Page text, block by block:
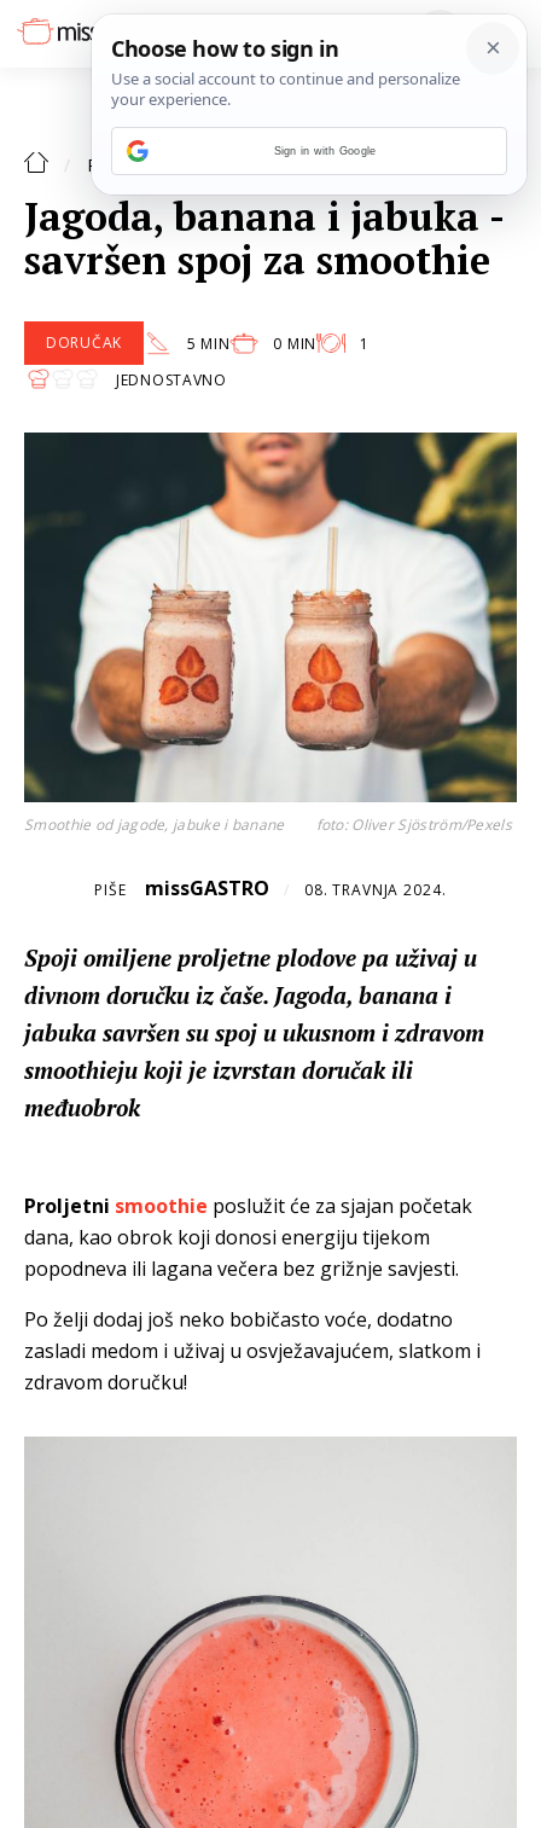
RECEPTI
Jagoda, banana i jabuka -
savršen spoj za smoothie
DORUČAK 5 MIN 0 MIN
1
JEDNOSTAVNO
Smoothie od jagode, jabuke i banane foto: Oliver Sjöström/Pexels
PIŠE missGASTRO / 08. TRAVNJA 2024.
Spoji omiljene proljetne plodove pa uživaj u
divnom doručku iz čaše. Jagoda, banana i
jabuka savršen su spoj u ukusnom i zdravom
smoothieju koji je izvrstan doručak ili
međuobrok
Proljetni smoothie poslužit će za sjajan početak
dana, kao obrok koji donosi energiju tijekom
popodneva ili lagana večera bez grižnje savjesti.
Po želji dodaj još neko bobičasto voće, dodatno
zasladi medom i uživaj u osvježavajućem, slatkom i
zdravom doručku!
Sign in with Google